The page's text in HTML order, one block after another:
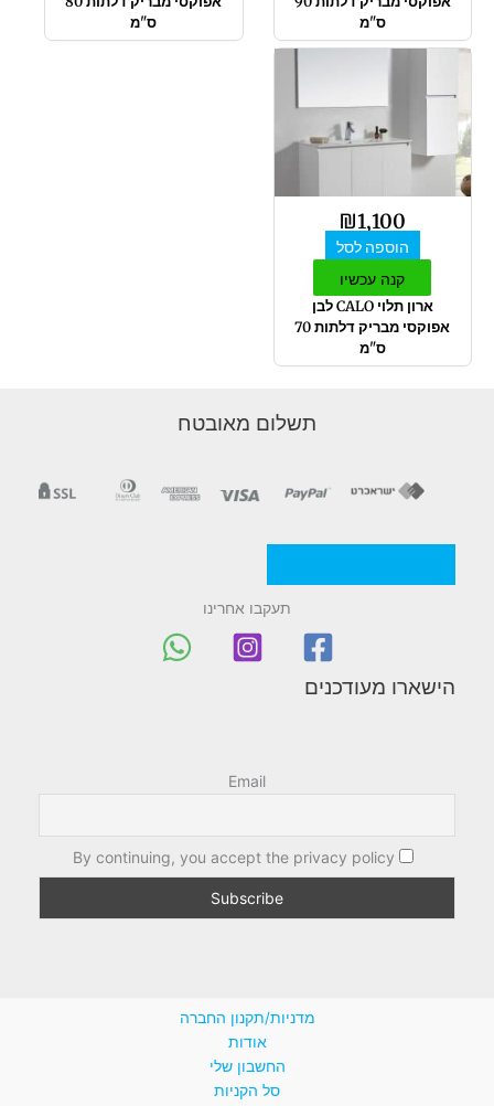
ס"מ
ס"מ
₪1,100
הוספה לסל
קנה עכשיו
ארון תלוי CALO לבן
אפוקסי מבריק דלתות 70
ס"מ
תשלום מאובטח
תעקבו אחרינו
הישארו מעודכנים
Email
By continuing, you accept the privacy policy
מדניות/תקנון החברה
אודות
החשבון שלי
סל הקניות